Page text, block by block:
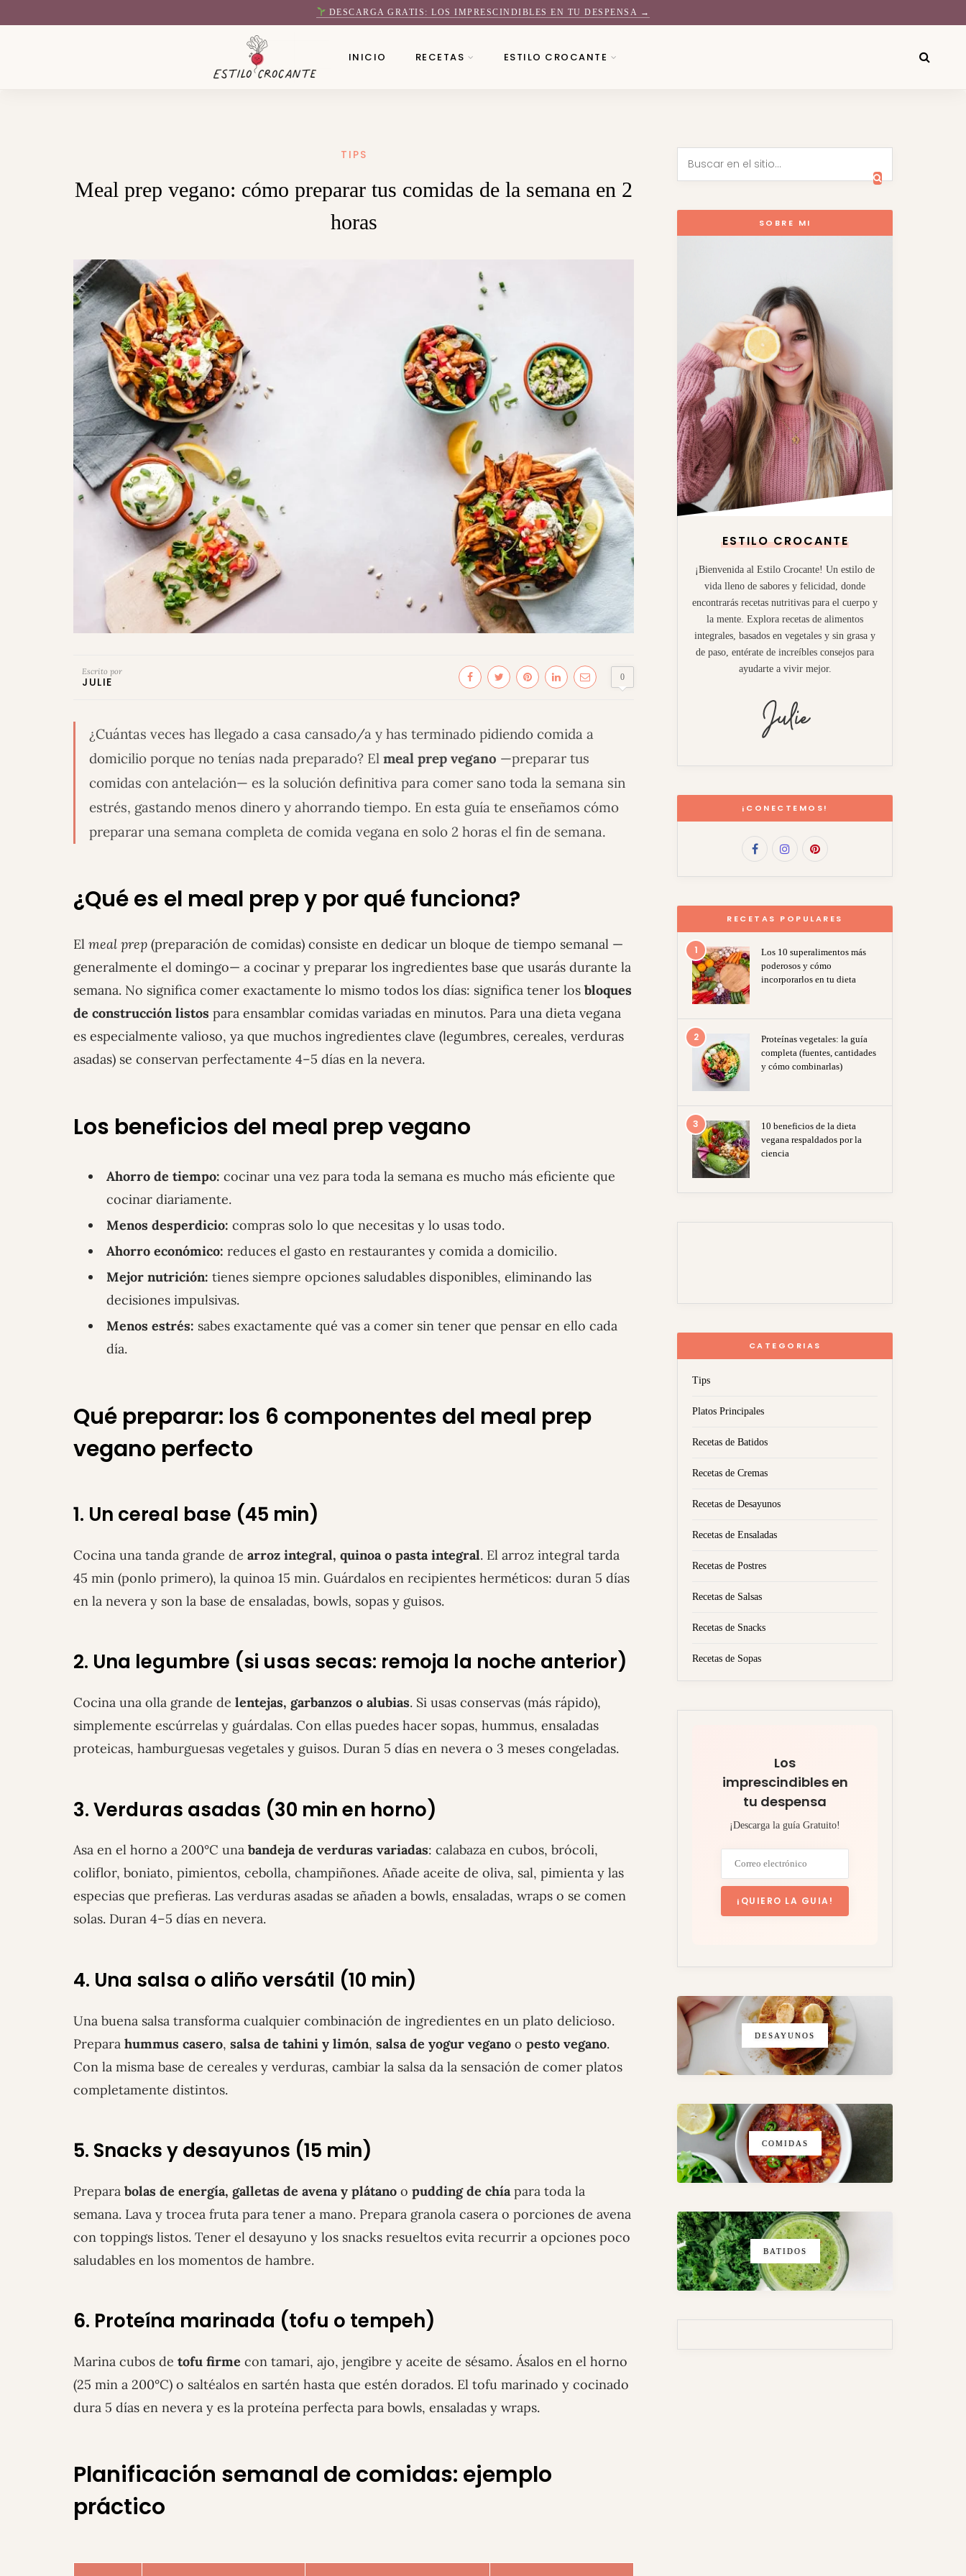
DESCARGA GRATIS: LOS IMPRESCINDIBLES EN TU DESPENSA →
INICIO RECETAS ESTILO CROCANTE
TIPS
Meal prep vegano: cómo preparar tus comidas de la semana en 2
horas
Escrito por
JULIE 0
¿Cuántas veces has llegado a casa cansado/a y has terminado pidiendo comida a
domicilio porque no tenías nada preparado? El meal prep vegano —preparar tus
comidas con antelación— es la solución definitiva para comer sano toda la semana sin
estrés, gastando menos dinero y ahorrando tiempo. En esta guía te enseñamos cómo
preparar una semana completa de comida vegana en solo 2 horas el fin de semana.
¿Qué es el meal prep y por qué funciona?
El meal prep (preparación de comidas) consiste en dedicar un bloque de tiempo semanal —
generalmente el domingo— a cocinar y preparar los ingredientes base que usarás durante la
semana. No significa comer exactamente lo mismo todos los días: significa tener los bloques
de construcción listos para ensamblar comidas variadas en minutos. Para una dieta vegana
es especialmente valioso, ya que muchos ingredientes clave (legumbres, cereales, verduras
asadas) se conservan perfectamente 4–5 días en la nevera.
Los beneficios del meal prep vegano
Ahorro de tiempo: cocinar una vez para toda la semana es mucho más eficiente que
cocinar diariamente.
Menos desperdicio: compras solo lo que necesitas y lo usas todo.
Ahorro económico: reduces el gasto en restaurantes y comida a domicilio.
Mejor nutrición: tienes siempre opciones saludables disponibles, eliminando las
decisiones impulsivas.
Menos estrés: sabes exactamente qué vas a comer sin tener que pensar en ello cada
día.
Qué preparar: los 6 componentes del meal prep
vegano perfecto
1. Un cereal base (45 min)
Cocina una tanda grande de arroz integral, quinoa o pasta integral. El arroz integral tarda
45 min (ponlo primero), la quinoa 15 min. Guárdalos en recipientes herméticos: duran 5 días
en la nevera y son la base de ensaladas, bowls, sopas y guisos.
2. Una legumbre (si usas secas: remoja la noche anterior)
Cocina una olla grande de lentejas, garbanzos o alubias. Si usas conservas (más rápido),
simplemente escúrrelas y guárdalas. Con ellas puedes hacer sopas, hummus, ensaladas
proteicas, hamburguesas vegetales y guisos. Duran 5 días en nevera o 3 meses congeladas.
3. Verduras asadas (30 min en horno)
Asa en el horno a 200°C una bandeja de verduras variadas: calabaza en cubos, brócoli,
coliflor, boniato, pimientos, cebolla, champiñones. Añade aceite de oliva, sal, pimienta y las
especias que prefieras. Las verduras asadas se añaden a bowls, ensaladas, wraps o se comen
solas. Duran 4–5 días en nevera.
4. Una salsa o aliño versátil (10 min)
Una buena salsa transforma cualquier combinación de ingredientes en un plato delicioso.
Prepara hummus casero, salsa de tahini y limón, salsa de yogur vegano o pesto vegano.
Con la misma base de cereales y verduras, cambiar la salsa da la sensación de comer platos
completamente distintos.
5. Snacks y desayunos (15 min)
Prepara bolas de energía, galletas de avena y plátano o pudding de chíapara toda la
semana. Lava y trocea fruta para tener a mano. Prepara granola casera o porciones de avena
con toppings listos. Tener el desayuno y los snacks resueltos evita recurrir a opciones poco
saludables en los momentos de hambre.
6. Proteína marinada (tofu o tempeh)
Marina cubos de tofu firme con tamari, ajo, jengibre y aceite de sésamo. Ásalos en el horno
(25 min a 200°C) o saltéalos en sartén hasta que estén dorados. El tofu marinado y cocinado
dura 5 días en nevera y es la proteína perfecta para bowls, ensaladas y wraps.
Planificación semanal de comidas: ejemplo
práctico
SOBRE MI
ESTILO CROCANTE
¡Bienvenida al Estilo Crocante! Un estilo de
vida lleno de sabores y felicidad, donde
encontrarás recetas nutritivas para el cuerpo y
la mente. Explora recetas de alimentos
integrales, basados en vegetales y sin grasa y
de paso, entérate de increíbles consejos para
ayudarte a vivir mejor.
¡CONECTEMOS!
RECETAS POPULARES
1
Los 10 superalimentos más
poderosos y cómo
incorporarlos en tu dieta
2
Proteínas vegetales: la guía
completa (fuentes, cantidades
y cómo combinarlas)
3
10 beneficios de la dieta
vegana respaldados por la
ciencia
CATEGORIAS
Tips
Platos Principales
Recetas de Batidos
Recetas de Cremas
Recetas de Desayunos
Recetas de Ensaladas
Recetas de Postres
Recetas de Salsas
Recetas de Snacks
Recetas de Sopas
Los
imprescindibles en
tu despensa
¡Descarga la guía Gratuito!
DESAYUNOS
COMIDAS
BATIDOS